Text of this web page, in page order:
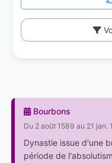
Bourbons
Du 2 août 1589 au 21 jan.
Dynastie issue d'une
période de